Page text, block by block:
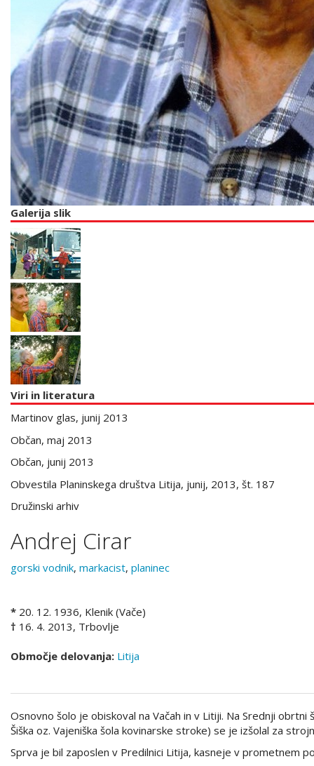
Galerija slik
Viri in literatura
Martinov glas, junij 2013
Občan, maj 2013
Občan, junij 2013
Obvestila Planinskega društva Litija, junij, 2013, št. 187
Družinski arhiv
Andrej Cirar
gorski vodnik, markacist, planinec
* 20. 12. 1936, Klenik (Vače)
† 16. 4. 2013, Trbovlje
Območje delovanja: Litija
Osnovno šolo je obiskoval na Vačah in v Litiji. Na Srednji
Šiška oz. Vajeniška šola kovinarske stroke) se je izšolal za
Sprva je bil zaposlen v Predilnici Litija, kasneje v prometnem